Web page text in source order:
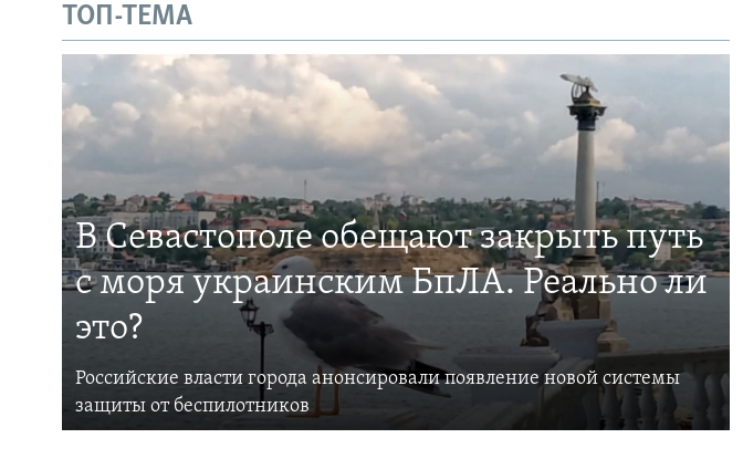
ТОП-ТЕМА
В Севастополе обещают закрыть путь
с моря украинским БпЛА. Реально ли
это?
Российские власти города анонсировали появление новой системы
защиты от беспилотников